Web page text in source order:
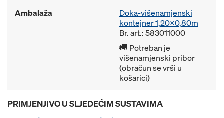
Ambalaža
Doka-višenamjenski
kontejner 1,20x0,80m
Br. art.: 583011000
Potreban je
višenamjenski pribor
(obračun se vrši u
košarici)
PRIMJENJIVO U SLJEDEĆIM SUSTAVIMA